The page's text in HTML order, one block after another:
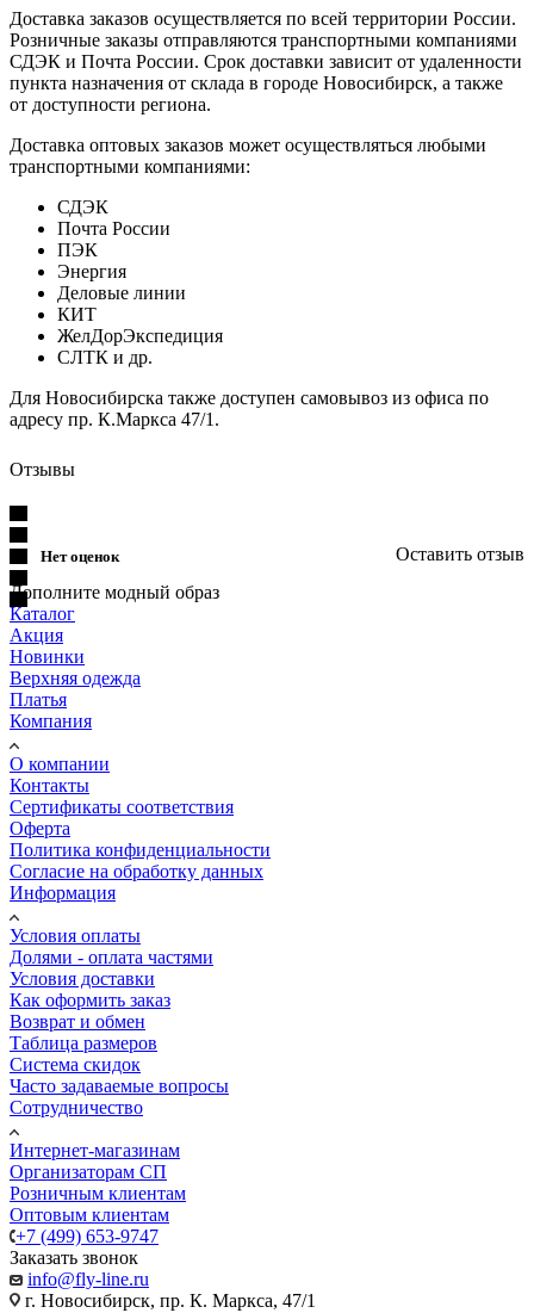
Доставка заказов осуществляется по всей территории России.
Розничные заказы отправляются транспортными компаниями
СДЭК и Почта России. Срок доставки зависит от удаленности
пункта назначения от склада в городе Новосибирск, а также
от доступности региона.
Доставка оптовых заказов может осуществляться любыми
транспортными компаниями:
СДЭК
Почта России
ПЭК
Энергия
Деловые линии
КИТ
ЖелДорЭкспедиция
СЛТК и др.
Для Новосибирска также доступен самовывоз из офиса по
адресу пр. К.Маркса 47/1.
Отзывы
Нет оценок
Оставить отзыв
Дополните модный образ
Каталог
Акция
Новинки
Верхняя одежда
Платья
Компания
О компании
Контакты
Сертификаты соответствия
Оферта
Политика конфиденциальности
Согласие на обработку данных
Информация
Условия оплаты
Долями - оплата частями
Условия доставки
Как оформить заказ
Возврат и обмен
Таблица размеров
Система скидок
Часто задаваемые вопросы
Сотрудничество
Интернет-магазинам
Организаторам СП
Розничным клиентам
Оптовым клиентам
+7 (499) 653-9747
Заказать звонок
info@fly-line.ru
г. Новосибирск, пр. К. Маркса, 47/1